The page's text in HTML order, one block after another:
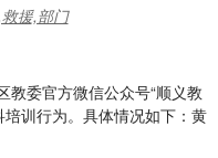
援,部门
教委官方微信公众号“顺义教
训行为。具体情况如下：黄